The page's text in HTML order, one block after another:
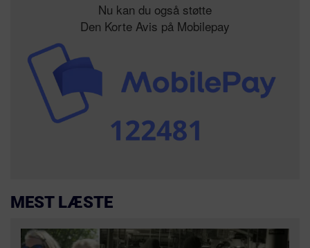
Nu kan du også støtte
Den Korte Avis på Mobilepay
MEST LÆSTE